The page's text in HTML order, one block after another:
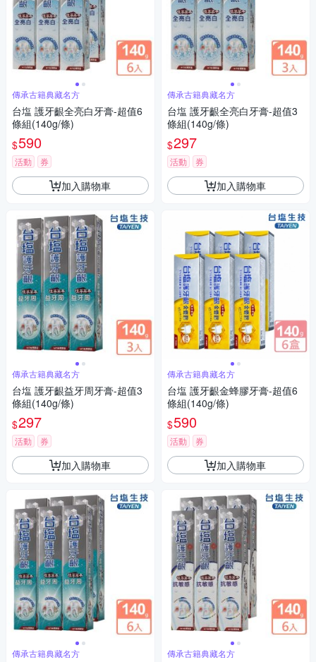
傳承古籍典藏名方
台塩 護牙齦全亮白牙膏-超值6
條組(140g/條)
$590
活動 券
加入購物車
傳承古籍典藏名方
台塩 護牙齦益牙周牙膏-超值3
條組(140g/條)
$297
活動 券
加入購物車
傳承古籍典藏名方
傳承古籍典藏名方
台塩 護牙齦全亮白牙膏-超值3
條組(140g/條)
$297
活動 券
加入購物車
傳承古籍典藏名方
台塩 護牙齦金蜂膠牙膏-超值6
條組(140g/條)
$590
活動 券
加入購物車
傳承古籍典藏名方